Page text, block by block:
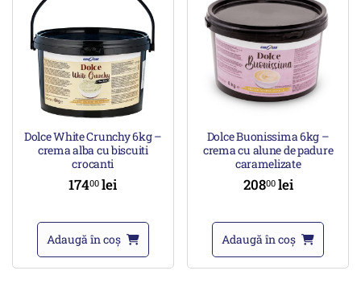
Dolce White Crunchy 6kg –
crema alba cu biscuiti
crocanti
17400lei
Adaugă în coș
Dolce Buonissima 6kg –
crema cu alune de padure
caramelizate
20800 lei
Adaugă în coș